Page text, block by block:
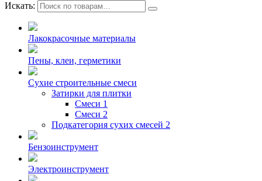
Искать:
Лакокрасочные материалы
Пены, клеи, герметики
Сухие строительные смеси
Затирки для плитки
Смеси 1
Смеси 2
Подкатегория сухих смесей 2
Бензоинструмент
Электроинструмент